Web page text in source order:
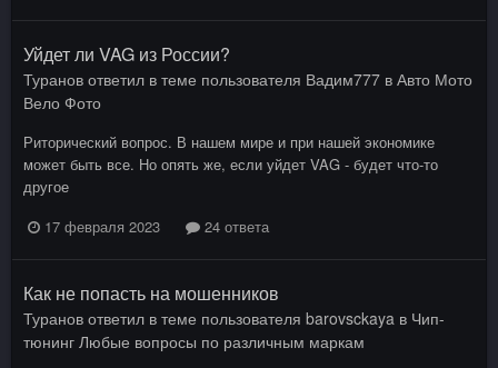
Уйдет ли VAG из России?
Туранов ответил в теме пользователя Вадим777 в Авто Мото
Вело Фото
Риторический вопрос. В нашем мире и при нашей экономике
может быть все. Но опять же, если уйдет VAG - будет что-то
другое
17 февраля 2023
24 ответа
Как не попасть на мошенников
Туранов ответил в теме пользователя barovsckaya в Чип-
тюнинг Любые вопросы по различным маркам